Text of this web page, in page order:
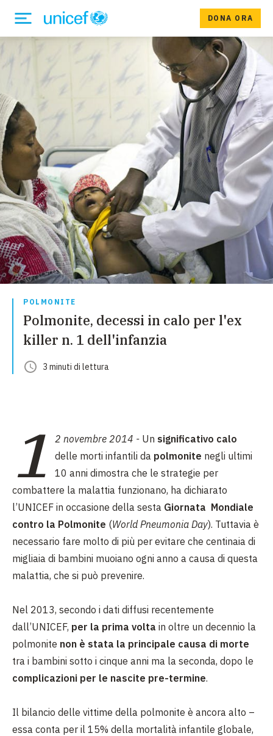
DONA ORA
POLMONITE
Polmonite, decessi in calo per l'ex
killer n. 1 dell'infanzia
3 minuti di lettura
1 2 novembre 2014 - Un significativo calo
delle morti infantili da polmonite negli ultimi
10 anni dimostra che le strategie per
combattere la malattia funzionano, ha dichiarato
l’UNICEF in occasione della sesta Giornata Mondiale
contro la Polmonite (World Pneumonia Day). Tuttavia è
necessario fare molto di più per evitare che centinaia di
migliaia di bambini muoiano ogni anno a causa di questa
malattia, che si può prevenire.
Nel 2013, secondo i dati diffusi recentemente
dall’UNICEF, per la prima volta in oltre un decennio la
polmonite non è stata la principale causa di morte
tra i bambini sotto i cinque anni ma la seconda, dopo le
complicazioni per le nascite pre-termine.
Il bilancio delle vittime della polmonite è ancora alto –
essa conta per il 15% della mortalità infantile globale,